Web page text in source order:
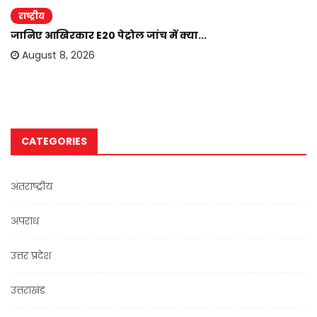
राष्ट्रीय
जानिए आखिरकार E20 पेट्रोल जांच में क्या...
August 8, 2026
CATEGORIES
अंतराष्ट्रीय
अपराध
उत्तर प्रदेश
उत्तराखंड